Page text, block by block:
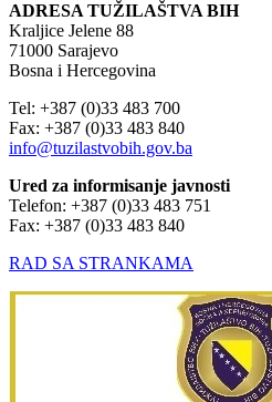
ADRESA TUŽILAŠTVA BIH
Kraljice Jelene 88
71000 Sarajevo
Bosna i Hercegovina
Tel: +387 (0)33 483 700
Fax: +387 (0)33 483 840
info@tuzilastvobih.gov.ba
Ured za informisanje javnosti
Telefon: +387 (0)33 483 751
Fax: +387 (0)33 483 840
RAD SA STRANKAMA